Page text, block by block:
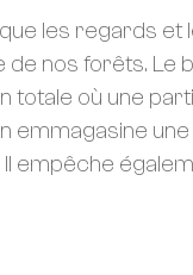
les regards
de nos forêts.
totale où une
emmagasine une
empêche